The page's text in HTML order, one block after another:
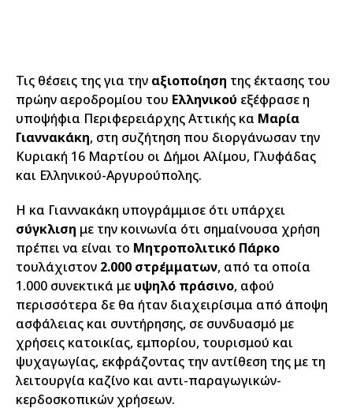
Τις θέσεις της για την αξιοποίηση της έκτασης του
πρώην αεροδρομίου του Ελληνικού εξέφρασε η
υποψήφια Περιφερειάρχης Αττικής κα Μαρία
Γιαννακάκη, στη συζήτηση που διοργάνωσαν την
Κυριακή 16 Μαρτίου οι Δήμοι Αλίμου, Γλυφάδας
και Ελληνικού-Αργυρούπολης.
Η κα Γιαννακάκη υπογράμμισε ότι υπάρχει
σύγκλιση με την κοινωνία ότι σημαίνουσα χρήση
πρέπει να είναι το Μητροπολιτικό Πάρκο
τουλάχιστον 2.000 στρέμματων, από τα οποία
1.000 συνεκτικά με υψηλό πράσινο, αφού
περισσότερα δε θα ήταν διαχειρίσιμα από άποψη
ασφάλειας και συντήρησης, σε συνδυασμό με
χρήσεις κατοικίας, εμπορίου, τουρισμού και
ψυχαγωγίας, εκφράζοντας την αντίθεση της με τη
λειτουργία καζίνο και αντι-παραγωγικών-
κερδοσκοπικών χρήσεων.